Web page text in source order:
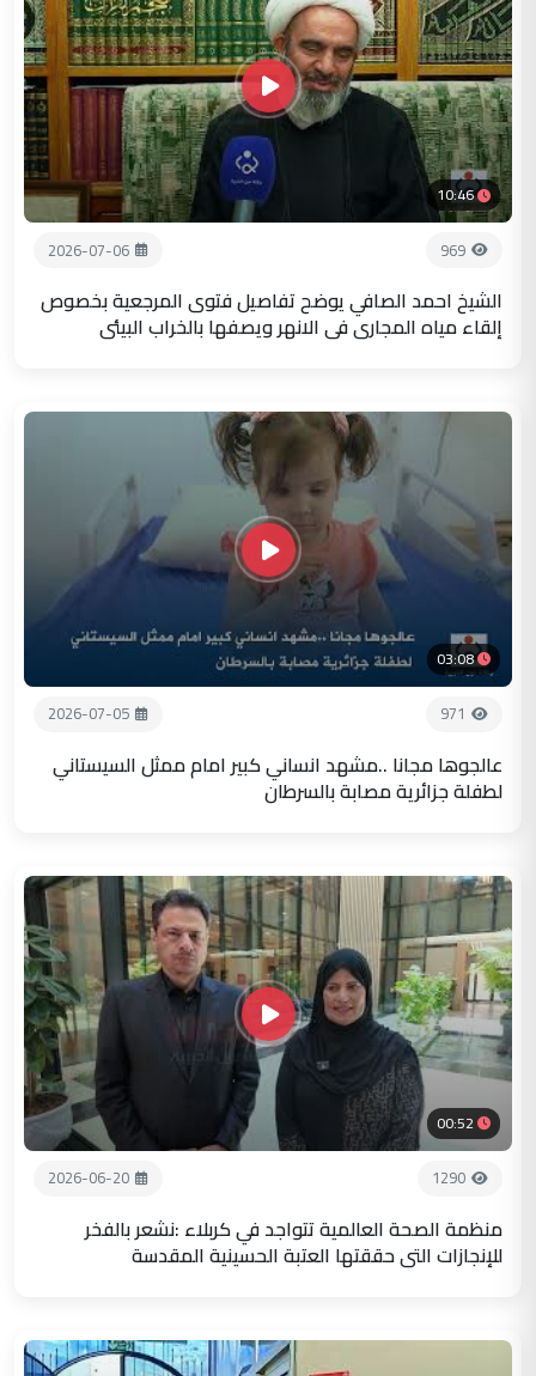
10:46
969
2026-07-06
الشيخ احمد الصافي يوضح تفاصيل فتوى المرجعية بخصوص
إلقاء مياه المجاري في الانهر ويصفها بالخراب البيئي
03:08
971
2026-07-05
عالجوها مجانا ..مشهد انساني كبير امام ممثل السيستاني
لطفلة جزائرية مصابة بالسرطان
00:52
1290
2026-06-20
منظمة الصحة العالمية تتواجد في كربلاء :نشعر بالفخر
للإنجازات التي حققتها العتبة الحسينية المقدسة